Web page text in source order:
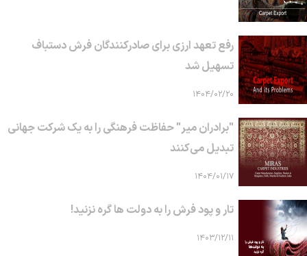
رفع تعهد ارزی برای صادرکنندگان فرش دستباف
تسهیل شد
۱۴۰۴/۰۲/۲۰
"برادران میر" حفاظت فرهنگی را به یک شرکت جهانی
تبدیل می‌کنند
۱۴۰۴/۰۱/۱۷
تار و پود فرش را به دولت ها گره نزنید!
۱۴۰۳/۱۲/۱۱